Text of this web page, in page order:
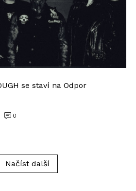
se staví na Odpor
0
Načíst další